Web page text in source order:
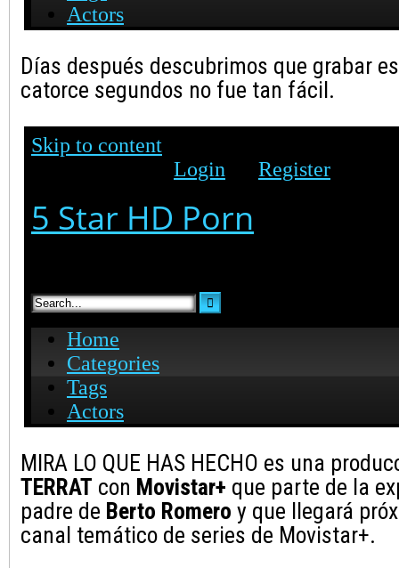
Días después descubrimos que grabar
catorce segundos no fue tan fácil.
MIRA LO QUE HAS HECHO es una
TERRAT con Movistar+ que parte de la
padre de Berto Romero y que llegará
canal temático de series de Movistar+.